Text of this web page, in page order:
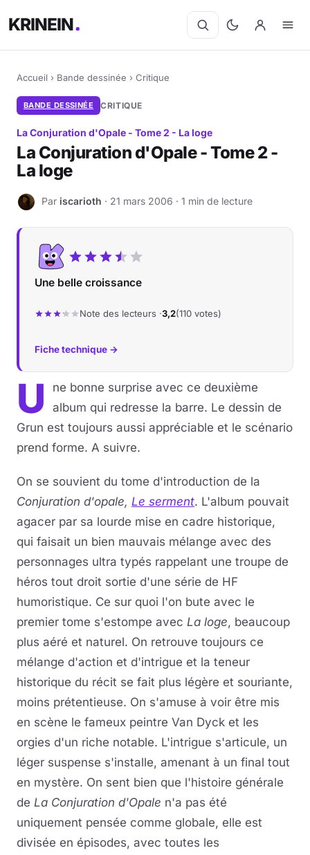
KRINEIN
Accueil › Bande dessinée › Critique
BANDE DESSINÉE CRITIQUE
La Conjuration d'Opale - Tome 2 - La loge
La Conjuration d'Opale - Tome 2 -
La loge
I Par iscarioth · 21 mars 2006 · 1 min de lecture
Une belle croissance
Note des lecteurs ·3,2(110 votes)
Fiche technique →
U
ne bonne surprise avec ce deuxième
album qui redresse la barre. Le dessin de
Grun est toujours aussi appréciable et le scénario
prend forme. A suivre.
On se souvient du tome d'introduction de la
Conjuration d'opale, Le serment. L'album pouvait
agacer par sa lourde mise en cadre historique,
qui faisait un bien mauvais mélange avec des
personnages ultra typés rappelant une troupe de
héros tout droit sortie d'une série de HF
humoristique. Ce sur quoi l'on bute avec le
premier tome s'estompe avec La loge, beaucoup
plus aéré et naturel. On retrouve toujours ce
mélange d'action et d'intrigue et la teneur
historique du récit se fait plus légère et souriante,
moins prétentieuse. On s'amuse à voir être mis
en scène le fameux peintre Van Dyck et les
orgies d'un riche notable. L'intrigue s'articule, un
léger suspense s'installe, amenant à un final tout
en mystère. On sent bien que l'histoire générale
de La Conjuration d'Opale n'a pas été
uniquement pensée comme globale, elle est
divisée en épisodes, avec toutes les